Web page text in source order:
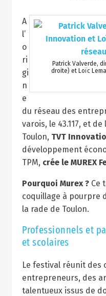
Patrick Valverde,
droite) et Loïc
A
l’
o
ri
gi
n
e
du réseau des
varois, le 43.117, et
Toulon, TVT
développement
TPM, crée le MUREX
Pourquoi Murex ?Ce
coquillage à pourpre
la rade de Toulon.
Professionnels et
et scolaires
Le festival réunit des
entrepreneurs, des
talentueux issus de